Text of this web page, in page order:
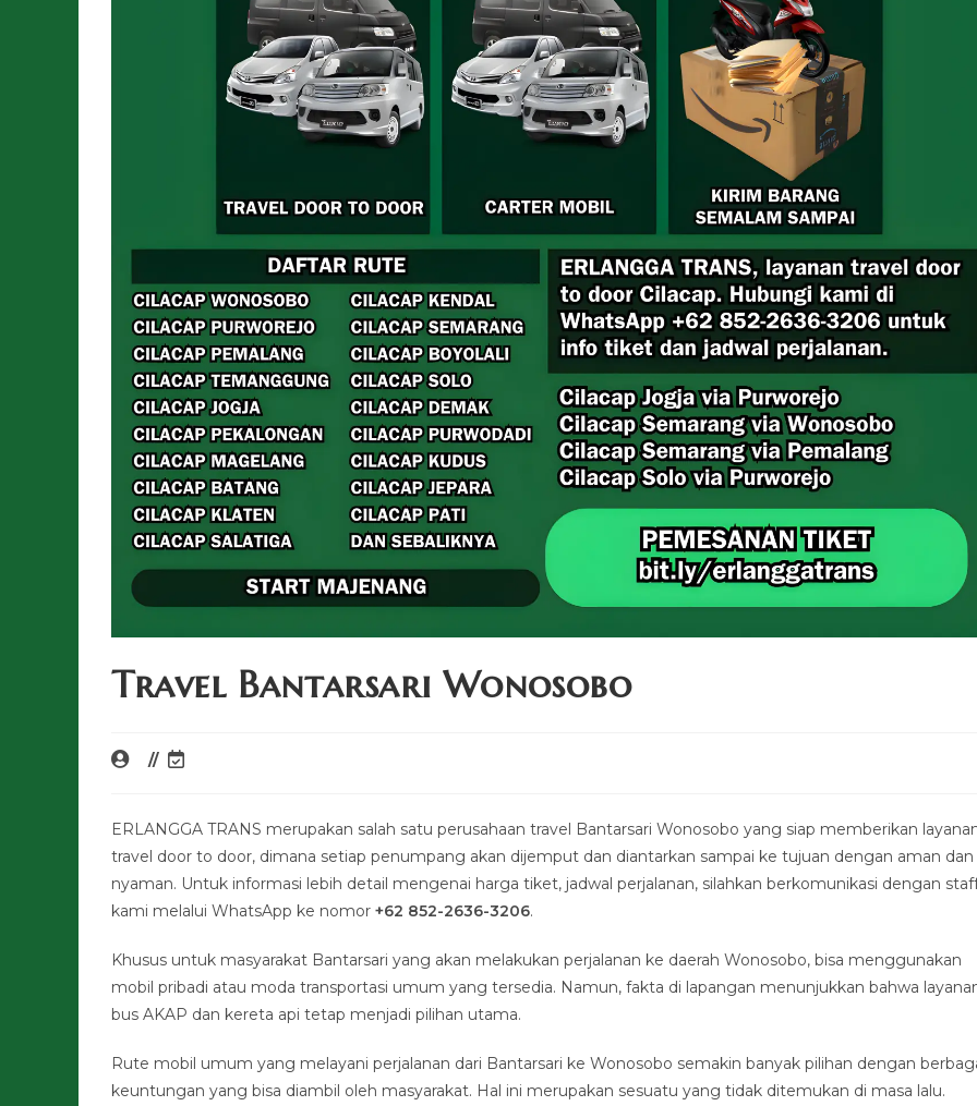
Travel Bantarsari Wonosobo
ERLANGGA TRANS merupakan salah satu perusahaan travel Bantarsari Wonosobo yang siap memberikan
travel door to door, dimana setiap penumpang akan dijemput dan diantarkan sampai ke tujuan dengan aman dan
nyaman. Untuk informasi lebih detail mengenai harga tiket, jadwal perjalanan, silahkan berkomunikasi dengan
kami melalui WhatsApp ke nomor +62 852-2636-3206.
Khusus untuk masyarakat Bantarsari yang akan melakukan perjalanan ke daerah Wonosobo, bisa menggunakan
mobil pribadi atau moda transportasi umum yang tersedia. Namun, fakta di lapangan menunjukkan bahwa
bus AKAP dan kereta api tetap menjadi pilihan utama.
Rute mobil umum yang melayani perjalanan dari Bantarsari ke Wonosobo semakin banyak pilihan dengan
keuntungan yang bisa diambil oleh masyarakat. Hal ini merupakan sesuatu yang tidak ditemukan di masa lalu.